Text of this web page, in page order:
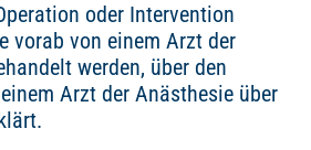
oder Intervention
vorab von einem Arzt der
werden, über den
Arzt der Anästhesie über